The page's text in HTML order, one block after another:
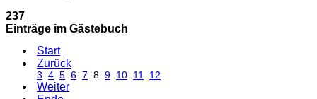
237
Einträge im Gästebuch
Start
Zurück
3 4 5 6 7 8 9 10 11 12
Weiter